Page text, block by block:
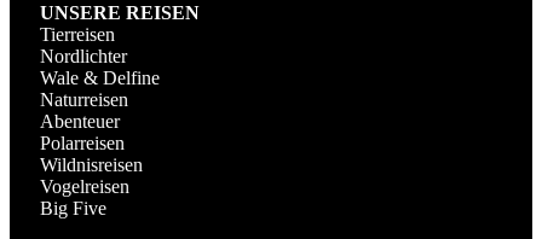
UNSERE REISEN
Tierreisen
Nordlichter
Wale & Delfine
Naturreisen
Abenteuer
Polarreisen
Wildnisreisen
Vogelreisen
Big Five